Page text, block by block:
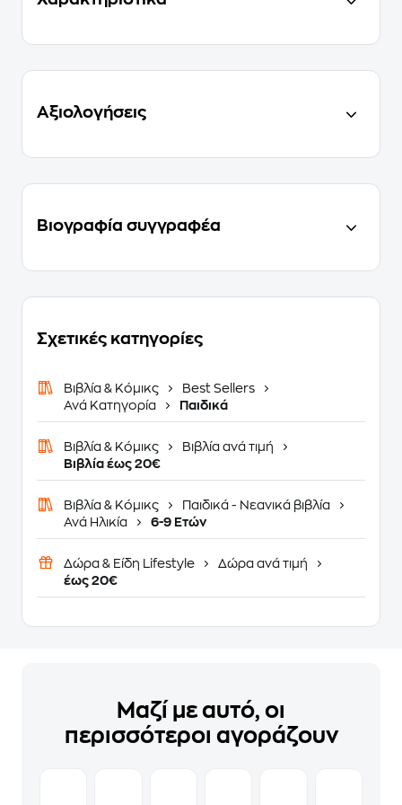
Αξιολογήσεις
Βιογραφία συγγραφέα
Σχετικές κατηγορίες
Βιβλία & Κόμικς
Best Sellers
Ανά Κατηγορία
Παιδικά
Βιβλία & Κόμικς
Βιβλία ανά τιμή
Βιβλία έως 20€
Βιβλία & Κόμικς
Παιδικά - Νεανικά βιβλία
Ανά Ηλικία
6-9 Ετών
Δώρα & Είδη Lifestyle
Δώρα ανά τιμή
έως 20€
Μαζί με αυτό, οι
περισσότεροι αγοράζουν